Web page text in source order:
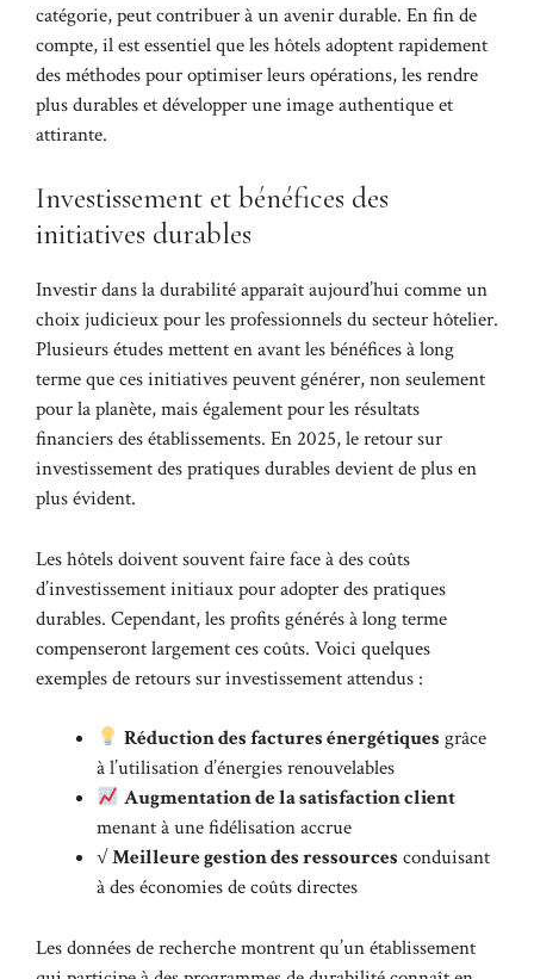
catégorie, peut contribuer à un avenir durable. En fin de
compte, il est essentiel que les hôtels adoptent rapidement
des méthodes pour optimiser leurs opérations, les rendre
plus durables et développer une image authentique et
attirante.
Investissement et bénéfices des
initiatives durables
Investir dans la durabilité apparaît aujourd’hui comme un
choix judicieux pour les professionnels du secteur hôtelier.
Plusieurs études mettent en avant les bénéfices à long
terme que ces initiatives peuvent générer, non seulement
pour la planète, mais également pour les résultats
financiers des établissements. En 2025, le retour sur
investissement des pratiques durables devient de plus en
plus évident.
Les hôtels doivent souvent faire face à des coûts
d’investissement initiaux pour adopter des pratiques
durables. Cependant, les profits générés à long terme
compenseront largement ces coûts. Voici quelques
exemples de retours sur investissement attendus :
Réduction des factures énergétiques grâce
à l’utilisation d’énergies renouvelables
Augmentation de la satisfaction client
menant à une fidélisation accrue
√Meilleure gestion des ressources conduisant
à des économies de coûts directes
Les données de recherche montrent qu’un établissement